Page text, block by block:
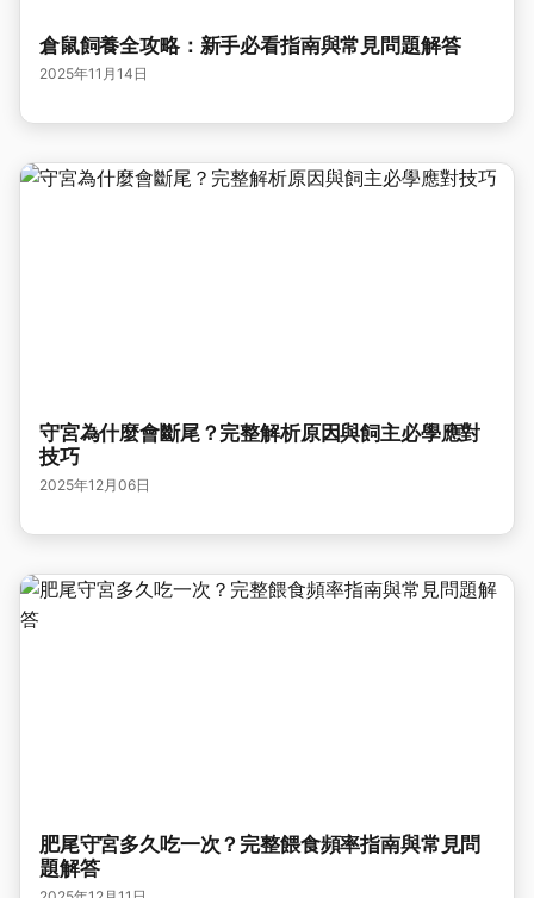
倉鼠飼養全攻略：新手必看指南與常見問題解答
2025年11月14日
守宮為什麼會斷尾？完整解析原因與飼主必學應對
技巧
2025年12月06日
肥尾守宮多久吃一次？完整餵食頻率指南與常見問
題解答